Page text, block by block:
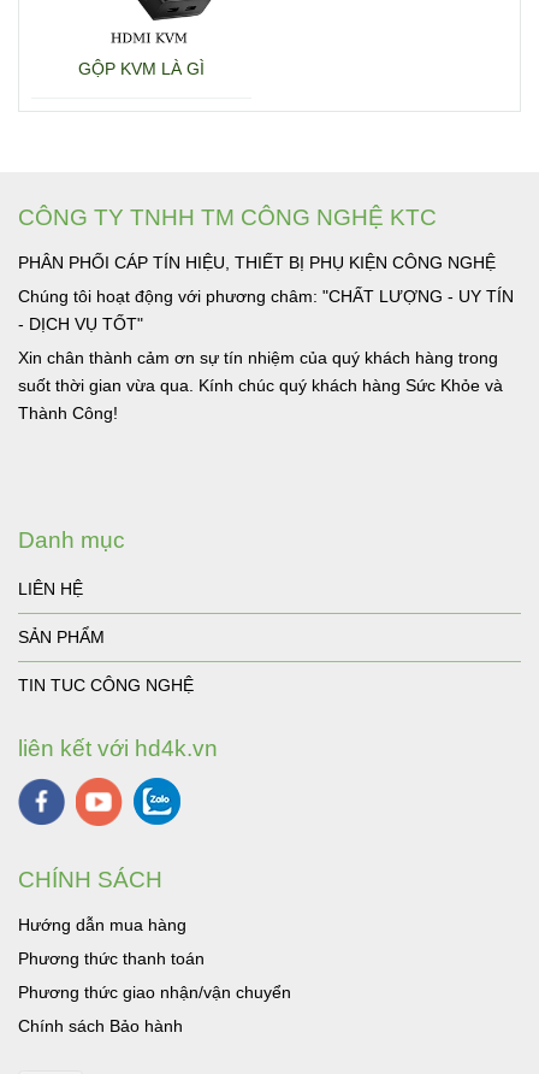
GỘP KVM LÀ GÌ
CÔNG TY TNHH TM CÔNG NGHỆ KTC
PHÂN PHỐI CÁP TÍN HIỆU, THIẾT BỊ PHỤ KIỆN CÔNG NGHỆ
Chúng tôi hoạt động với phương châm: "CHẤT LƯỢNG - UY TÍN
- DỊCH VỤ TỐT"
Xin chân thành cảm ơn sự tín nhiệm của quý khách hàng trong
suốt thời gian vừa qua. Kính chúc quý khách hàng Sức Khỏe và
Thành Công!
Danh mục
LIÊN HỆ
SẢN PHẨM
TIN TUC CÔNG NGHỆ
liên kết với hd4k.vn
CHÍNH SÁCH
Hướng dẫn mua hàng
Phương thức thanh toán
Phương thức giao nhận/vận chuyển
Chính sách Bảo hành